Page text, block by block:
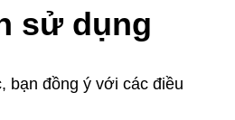
sử dụng
, bạn đồng ý với các điều